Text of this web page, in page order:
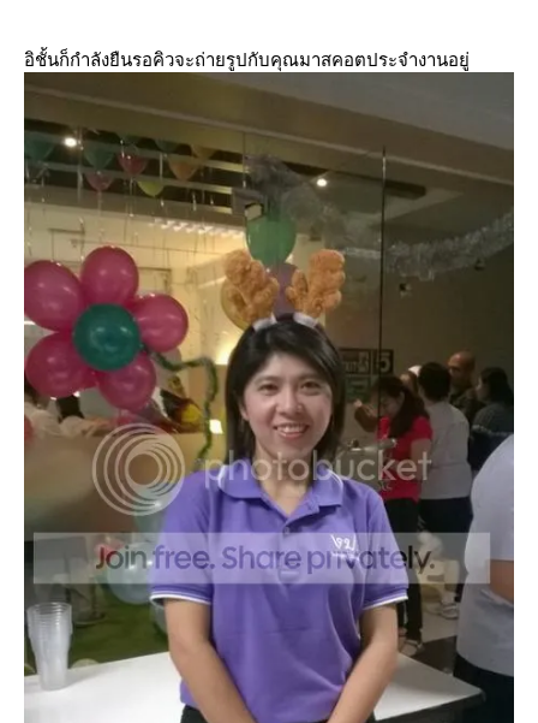
อิชั้นก็กำลังยืนรอคิวจะถ่ายรูปกับคุณมาสคอตประจำงานอยู่